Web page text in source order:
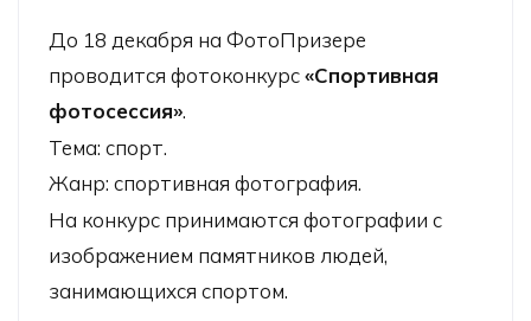
До 18 декабря на ФотоПризере
проводится фотоконкурс«Спортивная
фотосессия».
Тема: спорт.
Жанр: спортивная фотография.
На конкурс принимаются фотографии с
изображением памятников людей,
занимающихся спортом.